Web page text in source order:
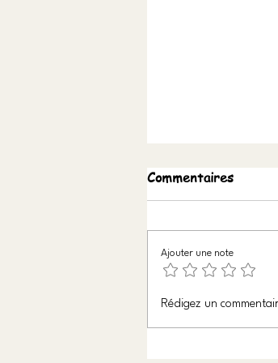
Soutien
Commentaires
Ajouter une note
Rédigez un